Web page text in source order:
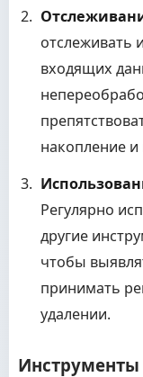
отслеживать
входящих
накопление
Регулярно
другие
чтобы
принимать
удалении.
Инструменты